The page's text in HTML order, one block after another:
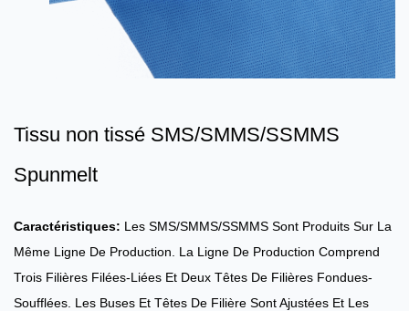
Tissu non tissé SMS/SMMS/SSMMS
Spunmelt
Caractéristiques: Les SMS/SMMS/SSMMS Sont Produits Sur La
Même Ligne De Production. La Ligne De Production Comprend
Trois Filières Filées-Liées Et Deux Têtes De Filières Fondues-
Soufflées. Les Buses Et Têtes De Filière Sont Ajustées Et Les